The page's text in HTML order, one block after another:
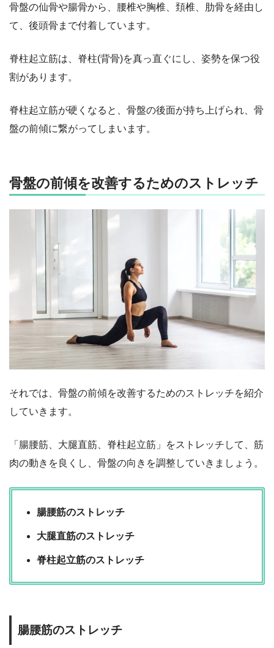
骨盤の仙骨や腸骨から、腰椎や胸椎、頚椎、肋骨を経由し
て、後頭骨まで付着しています。
脊柱起立筋は、脊柱(背骨)を真っ直ぐにし、姿勢を保つ役
割があります。
脊柱起立筋が硬くなると、骨盤の後面が持ち上げられ、骨
盤の前傾に繋がってしまいます。
骨盤の前傾を改善するためのストレッチ
それでは、骨盤の前傾を改善するためのストレッチを紹介
していきます。
「腸腰筋、大腿直筋、脊柱起立筋」をストレッチして、筋
肉の動きを良くし、骨盤の向きを調整していきましょう。
腸腰筋のストレッチ
大腿直筋のストレッチ
脊柱起立筋のストレッチ
腸腰筋のストレッチ